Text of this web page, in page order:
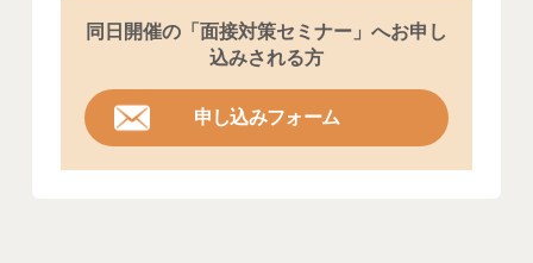
同日開催の「面接対策セミナー」へお申し
込みされる方
申し込みフォーム